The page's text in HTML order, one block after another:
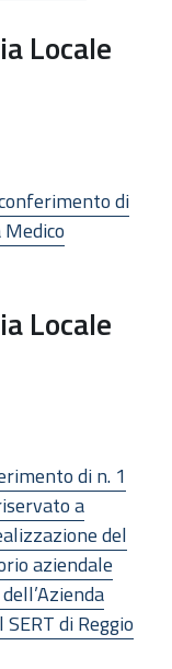
Locale
di
Locale
di n. 1
a
del
aziendale
di Reggio